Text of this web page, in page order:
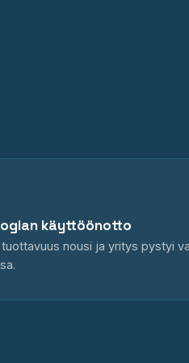
käyttöönotto
nousi ja yritys pystyi